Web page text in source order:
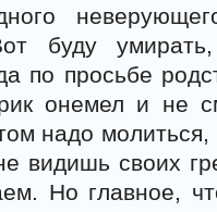
буду
по просьбе
онемел и не
надо
видишь своих
Но главное,